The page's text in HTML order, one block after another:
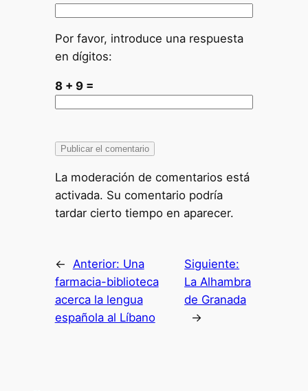
Por favor, introduce una respuesta
en dígitos:
8 + 9 =
La moderación de comentarios está
activada. Su comentario podría
tardar cierto tiempo en aparecer.
← Anterior: Una
farmacia-biblioteca
acerca la lengua
española al Líbano
Siguiente:
La Alhambra
de Granada
→